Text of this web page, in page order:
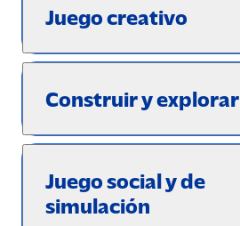
Juego creativo
Construir y explorar
Juego social y de
simulación